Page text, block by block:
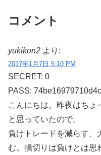
コメント
yukikon2 より:
2017年1月7日 5:10 PM
SECRET: 0
PASS:
こんにちは。昨夜はちょ
と思っていたので。
負けトレードを減らす、
む。損切りは負けとは思